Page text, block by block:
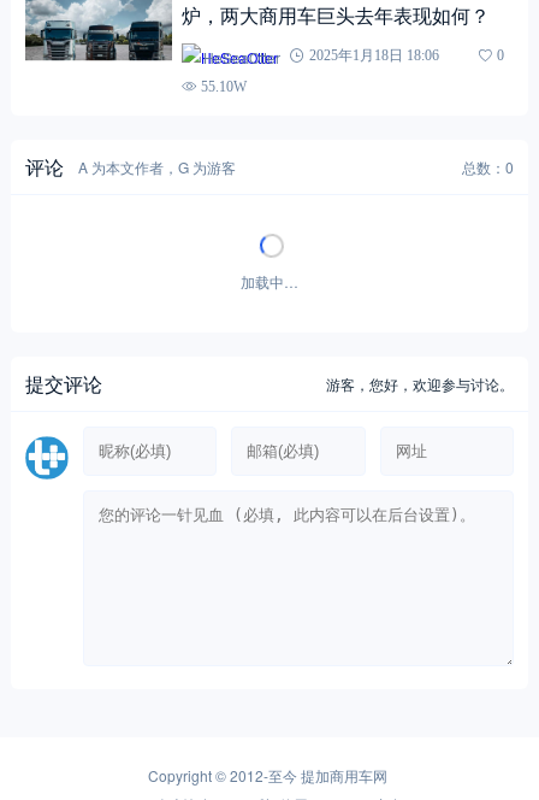
炉，两大商用车巨头去年表现如何？
HeSeaOtter 2025年1月18日 18:06
0
55.10W
评论 A 为本文作者，G 为游客 总数：0
加载中…
提交评论 游客，您好，欢迎参与讨论。
Copyright © 2012-至今提加商用车网